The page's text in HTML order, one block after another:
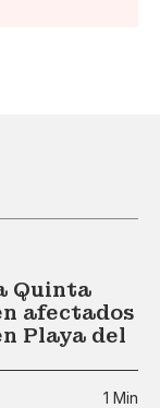
Quinta
afectados
Playa del
1 Min